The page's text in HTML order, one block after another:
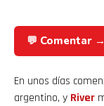
💬 Comentar →
En unos días
argentino, y River